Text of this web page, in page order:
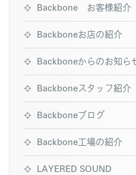
Backbone お客様紹介
Backboneお店の紹介
Backboneからのお知ら
Backboneスタッフ紹介
Backboneブログ
Backbone工場の紹介
LAYERED SOUND